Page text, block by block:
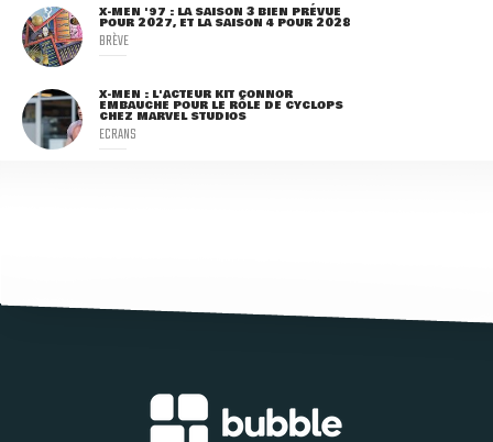
X-MEN '97 : LA SAISON 3 BIEN PRÉVUE
POUR 2027, ET LA SAISON 4 POUR 2028
BRÈVE
X-MEN : L'ACTEUR KIT CONNOR
EMBAUCHÉ POUR LE RÔLE DE CYCLOPS
CHEZ MARVEL STUDIOS
ECRANS